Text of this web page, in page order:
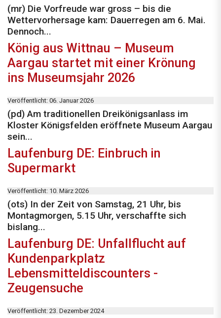
(mr) Die Vorfreude war gross – bis die
Wettervorhersage kam: Dauerregen am 6. Mai.
Dennoch...
König aus Wittnau – Museum
Aargau startet mit einer Krönung
ins Museumsjahr 2026
Veröffentlicht: 06. Januar 2026
(pd) Am traditionellen Dreikönigsanlass im
Kloster Königsfelden eröffnete Museum Aargau
sein...
Laufenburg DE: Einbruch in
Supermarkt
Veröffentlicht: 10. März 2026
(ots) In der Zeit von Samstag, 21 Uhr, bis
Montagmorgen, 5.15 Uhr, verschaffte sich
bislang...
Laufenburg DE: Unfallflucht auf
Kundenparkplatz
Lebensmitteldiscounters -
Zeugensuche
Veröffentlicht: 23. Dezember 2024